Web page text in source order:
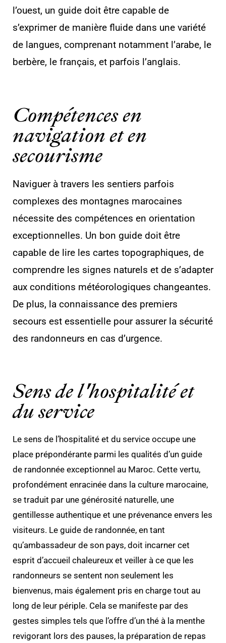
l’ouest, un guide doit être capable de
s’exprimer de manière fluide dans une variété
de langues, comprenant notamment l’arabe, le
berbère, le français, et parfois l’anglais.
Compétences en
navigation et en
secourisme
Naviguer à travers les sentiers parfois
complexes des montagnes marocaines
nécessite des compétences en orientation
exceptionnelles. Un bon guide doit être
capable de lire les cartes topographiques, de
comprendre les signes naturels et de s’adapter
aux conditions météorologiques changeantes.
De plus, la connaissance des premiers
secours est essentielle pour assurer la sécurité
des randonneurs en cas d’urgence.
Sens de l'hospitalité et
du service
Le sens de l’hospitalité et du service occupe une
place prépondérante parmi les qualités d’un guide
de randonnée exceptionnel au Maroc. Cette vertu,
profondément enracinée dans la culture marocaine,
se traduit par une générosité naturelle, une
gentillesse authentique et une prévenance envers les
visiteurs. Le guide de randonnée, en tant
qu’ambassadeur de son pays, doit incarner cet
esprit d’accueil chaleureux et veiller à ce que les
randonneurs se sentent non seulement les
bienvenus, mais également pris en charge tout au
long de leur périple. Cela se manifeste par des
gestes simples tels que l’offre d’un thé à la menthe
revigorant lors des pauses, la préparation de repas